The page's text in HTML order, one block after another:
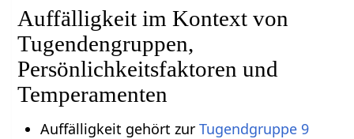
Auffälligkeit im Kontext von
Tugendengruppen,
Persönlichkeitsfaktoren und
Temperamenten
Auffälligkeit gehört zur Tugendgruppe 9